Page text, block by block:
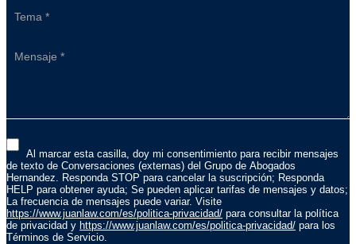
Al marcar esta casilla, doy mi consentimiento para recibir mensajes
de texto de Conversaciones (externas) del Grupo de Abogados
Hernandez. Responda STOP para cancelar la suscripción; Responda
HELP para obtener ayuda; Se pueden aplicar tarifas de mensajes y datos;
La frecuencia de mensajes puede variar. Visite
https://www.juanlaw.com/es/politica-privacidad/ para consultar la política
de privacidad y https://www.juanlaw.com/es/politica-privacidad/ para los
Términos de Servicio.